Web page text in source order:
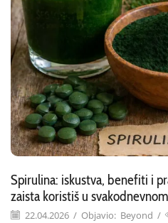
Spirulina: iskustva, benefiti i
zaista koristiš u
22.04.2026 / Objavio: Beyond /